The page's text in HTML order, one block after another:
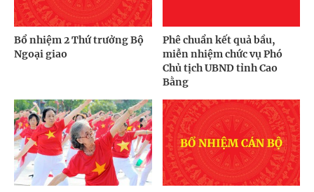
Bổ nhiệm 2 Thứ trưởng Bộ
Ngoại giao
Phê chuẩn kết quả bầu,
miễn nhiệm chức vụ Phó
Chủ tịch UBND tỉnh Cao
Bằng